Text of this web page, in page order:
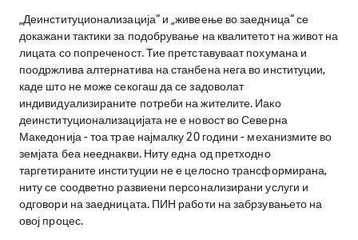
„Деинституционализација“ и „живеење во заедница“ се
докажани тактики за подобрување на квалитетот на живот на
лицата со попреченост. Тие претставуваат похумана и
поодржлива алтернатива на станбена нега во институции,
каде што не може секогаш да се задоволат
индивидуализираните потреби на жителите. Иако
деинституционализацијата не е новост во Северна
Македонија - тоа трае најмалку 20 години - механизмите во
земјата беа нееднакви. Ниту една од претходно
таргетираните институции не е целосно трансформирана,
ниту се соодветно развиени персонализирани услуги и
одговори на заедницата. ПИН работи на забрзувањето на
овој процес.